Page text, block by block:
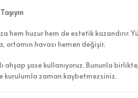
hem huzur hem de estetik
ortamın havası hemen değişir.
ahşap şase kullanıyoruz. Bununla
kurulumla zaman kaybetmezsiniz.